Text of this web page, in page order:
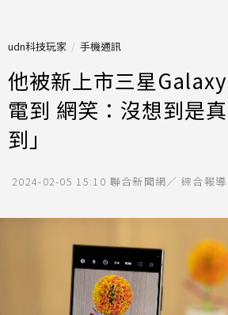
udn科技玩家 手機通訊
他被新上市三星
電到 網笑：沒想到是
到」
2024-02-05 15:10 聯合新聞網／ 綜合報導